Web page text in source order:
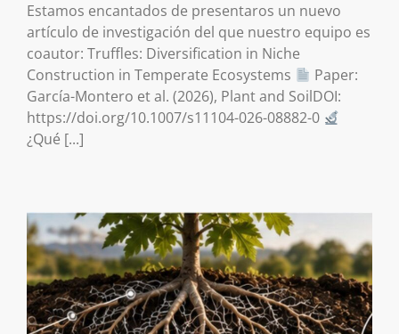
Estamos encantados de presentaros un nuevo
artículo de investigación del que nuestro equipo es
coautor: Truffles: Diversification in Niche
Construction in Temperate Ecosystems
Paper:
García-Montero et al. (2026), Plant and SoilDOI:
https://doi.org/10.1007/s11104-026-08882-0
¿Qué [...]